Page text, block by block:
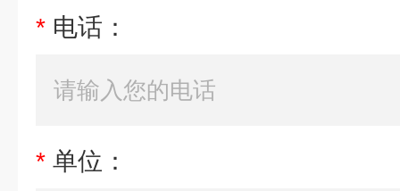
* 电话：
* 单位：